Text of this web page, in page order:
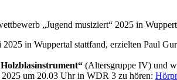
„Jugend musiziert“ 2025 in
in Wuppertal stattfand, erzielten Paul
(Altersgruppe IV) und
um 20.03 Uhr in WDR 3 zu hören: